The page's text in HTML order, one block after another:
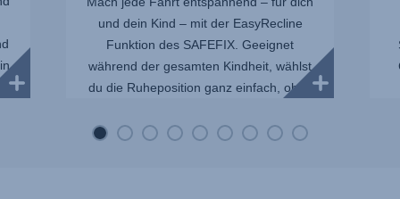
und dein Kind – mit der EasyRecline
Funktion des SAFEFIX. Geeignet
während der gesamten Kindheit, wählst
du die Ruheposition ganz einfach, ohne